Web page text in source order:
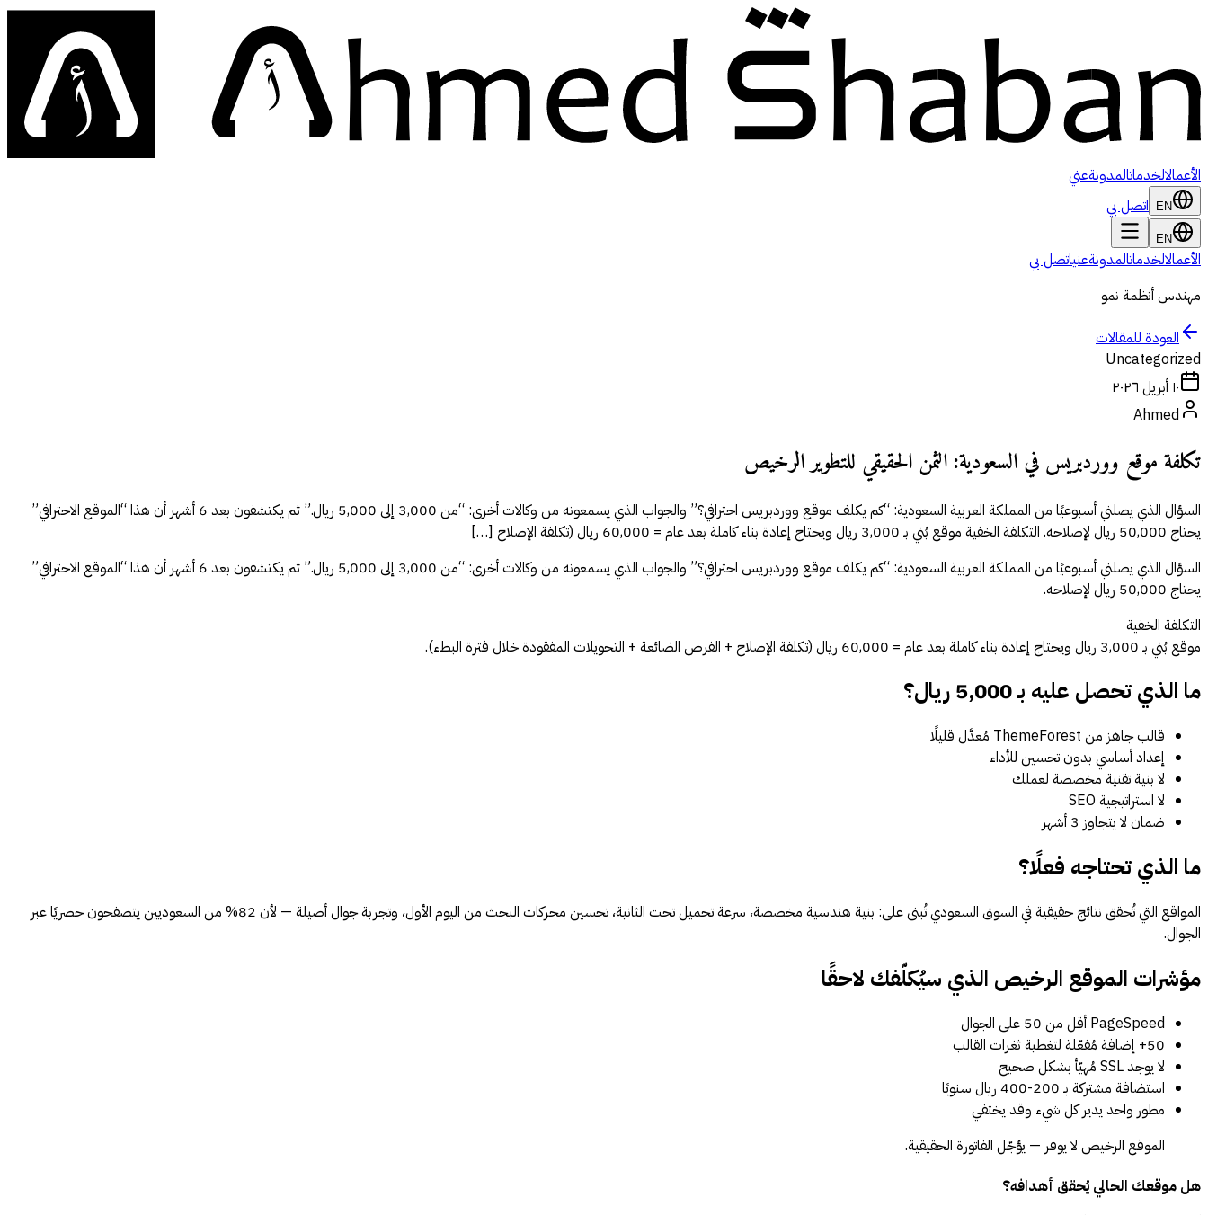
الأعمالالخدماتالمدونةعني
EN اتصل بي
EN
الأعمالالخدماتالمدونةعنياتصل بي
مهندس أنظمة نمو
العودة للمقالات
Uncategorized
١٠ أبريل ٢٠٢٦
Ahmed
تكلفة موقع ووردبريس في السعودية: الثمن الحقيقي للتطوير الرخيص
السؤال الذي يصلني أسبوعيًا من المملكة العربية السعودية: “كم يكلف موقع ووردبريس احترافي؟” والجواب الذي يسمعونه من وكالات أخرى: “من 3,000 إلى 5,000 ريال.” ثم يكتشفون بعد 6 أشهر أن هذا “الموقع الاحترافي”
يحتاج 50,000 ريال لإصلاحه. التكلفة الخفية موقع بُني بـ 3,000 ريال ويحتاج إعادة بناء كاملة بعد عام = 60,000 ريال (تكلفة الإصلاح […]
السؤال الذي يصلني أسبوعيًا من المملكة العربية السعودية: “كم يكلف موقع ووردبريس احترافي؟” والجواب الذي يسمعونه من وكالات أخرى: “من 3,000 إلى 5,000 ريال.” ثم يكتشفون بعد 6 أشهر أن هذا “الموقع الاحترافي”
يحتاج 50,000 ريال لإصلاحه.
التكلفة الخفية
موقع بُني بـ 3,000 ريال ويحتاج إعادة بناء كاملة بعد عام = 60,000 ريال (تكلفة الإصلاح + الفرص الضائعة + التحويلات المفقودة خلال فترة البطء).
ما الذي تحصل عليه بـ 5,000 ريال؟
قالب جاهز من ThemeForest مُعدَّل قليلًا
إعداد أساسي بدون تحسين للأداء
لا بنية تقنية مخصصة لعملك
لا استراتيجية SEO
ضمان لا يتجاوز 3 أشهر
ما الذي تحتاجه فعلًا؟
المواقع التي تُحقق نتائج حقيقية في السوق السعودي تُبنى على: بنية هندسية مخصصة، سرعة تحميل تحت الثانية، تحسين محركات البحث من اليوم الأول، وتجربة جوال أصيلة — لأن 82% من السعوديين يتصفحون حصريًا عبر
الجوال.
مؤشرات الموقع الرخيص الذي سيُكلّفك لاحقًا
PageSpeed أقل من 50 على الجوال
50+ إضافة مُفعّلة لتغطية ثغرات القالب
لا يوجد SSL مُهيّأ بشكل صحيح
استضافة مشتركة بـ 200-400 ريال سنويًا
مطور واحد يدير كل شيء وقد يختفي
الموقع الرخيص لا يوفر — يؤجّل الفاتورة الحقيقية.
هل موقعك الحالي يُحقق أهدافه؟